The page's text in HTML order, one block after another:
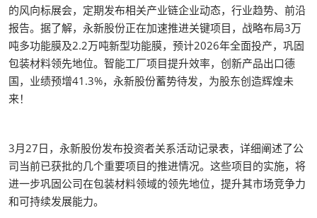
的风向标展会，定期发布相关产业链企业动态，行业趋势、前沿
报告。据了解，永新股份正在加速推进关键项目，战略布局3万
吨多功能膜及2.2万吨新型功能膜，预计2026年全面投产，巩固
包装材料领先地位。智能工厂项目提升效率，创新产品出口德
国，业绩预增41.3%，永新股份蓄势待发，为股东创造辉煌未
来！
3月27日，永新股份发布投资者关系活动记录表，详细阐述了公
司当前已获批的几个重要项目的推进情况。这些项目的实施，将
进一步巩固公司在包装材料领域的领先地位，提升其市场竞争力
和可持续发展能力。